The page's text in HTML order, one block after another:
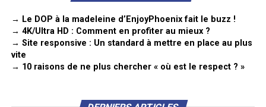
→ Le DOP à la madeleine d’EnjoyPhoenix fait le buzz !
→ 4K/Ultra HD : Comment en profiter au mieux ?
→ Site responsive : Un standard à mettre en place au plus
vite
→ 10 raisons de ne plus chercher « où est le respect ? »